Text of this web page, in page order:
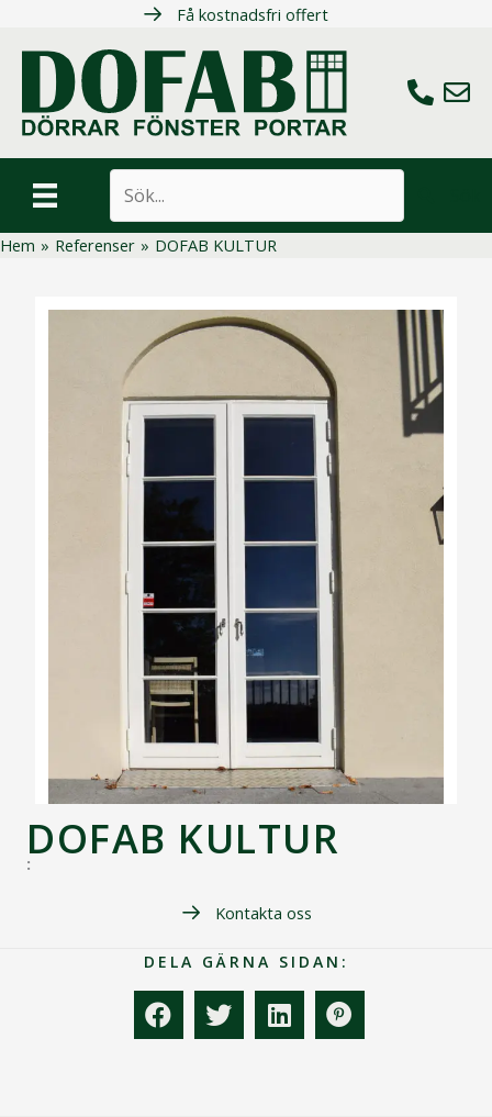
innehåll
Få kostnadsfri offert
Ring oss
Maila
Hem » Referenser » DOFAB KULTUR
DOFAB KULTUR
:
Kontakta oss
DELA GÄRNA SIDAN: